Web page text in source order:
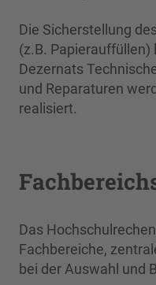
Die Sicherstellung
(z.B.
Dezernats
und Reparaturen
realisiert.
Das
Fachbereiche,
bei der Auswahl und